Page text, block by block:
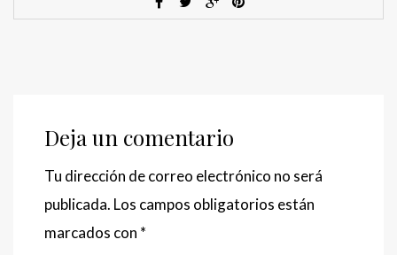
Deja un comentario
Tu dirección de correo electrónico no será
publicada. Los campos obligatorios están
marcados con *